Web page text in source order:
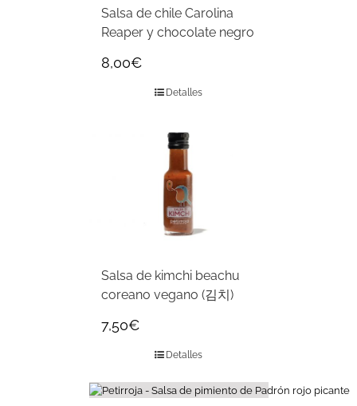
Salsa de chile Carolina
Reaper y chocolate negro
8,00€
Detalles
Salsa de kimchi beachu
coreano vegano (김치)
7,50€
Detalles